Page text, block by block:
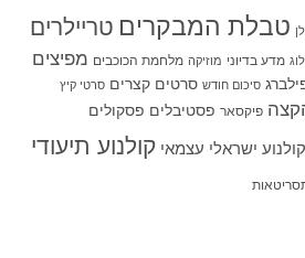
טבלת המבקרים טריילרים
מדע בדיוני מוזיקה מלחמת הכוכבים מפיצים
סיכום חודש סרטים קצרים סרטי קיץ
פיקסאר פסטיבלים פסקולים
קולנוע ישראלי עצמאי קולנוע תיעודי